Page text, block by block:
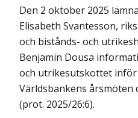
Den 2 oktober 2025
Elisabeth Svantesson,
och bistånds- och
Benjamin Dousa
och utrikesutskottet inför
Världsbankens årsmöten
(prot. 2025/26:6).